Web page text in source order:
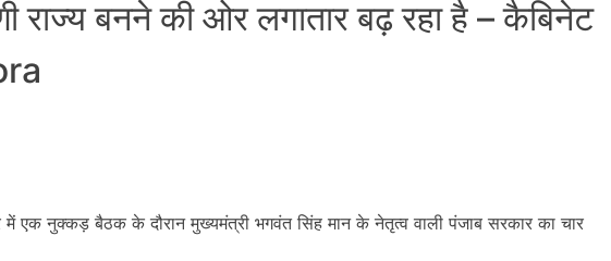
राज्य बनने की ओर लगातार बढ़ रहा है – कैबिनेट
में एक नुक्कड़ बैठक के दौरान मुख्यमंत्री भगवंत सिंह मान के नेतृत्व वाली पंजाब सरकार का चार